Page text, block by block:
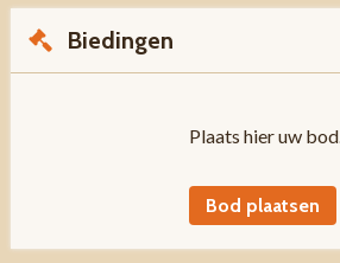
Biedingen
Plaats hier uw bod.
Bod plaatsen